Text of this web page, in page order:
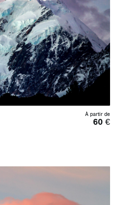
À partir de
60€